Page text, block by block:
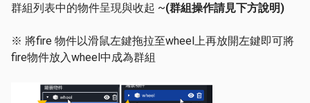
群組列表中的物件呈現與收起 ~(群組操作請見下方說明)
※ 將fire 物件以滑鼠左鍵拖拉至wheel上再放開左鍵即可將
fire物件放入wheel中成為群組